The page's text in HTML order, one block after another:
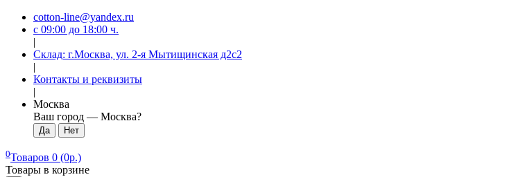
cotton-line@yandex.ru
с 09:00 до 18:00 ч.
|
Склад: г.Москва, ул. 2-я Мытищинская д2с2
|
Контакты и реквизиты
|
Москва
Ваш город — Москва?
0Товаров 0 (0р.)
Товары в корзине